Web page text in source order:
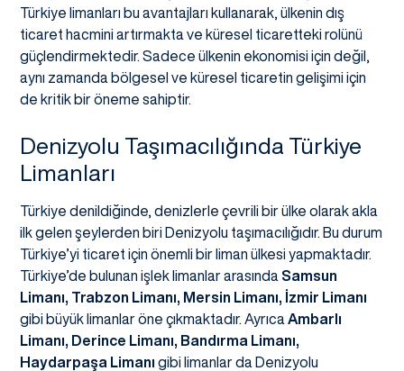
Türkiye limanları bu avantajları kullanarak, ülkenin dış
ticaret hacmini artırmakta ve küresel ticaretteki rolünü
güçlendirmektedir. Sadece ülkenin ekonomisi için değil,
aynı zamanda bölgesel ve küresel ticaretin gelişimi için
de kritik bir öneme sahiptir.
Denizyolu Taşımacılığında Türkiye
Limanları
Türkiye denildiğinde, denizlerle çevrili bir ülke olarak akla
ilk gelen şeylerden biri Denizyolu taşımacılığıdır. Bu durum
Türkiye’yi ticaret için önemli bir liman ülkesi yapmaktadır.
Türkiye’de bulunan işlek limanlar arasında Samsun
Limanı, Trabzon Limanı, Mersin Limanı, İzmir Limanı
gibi büyük limanlar öne çıkmaktadır. Ayrıca Ambarlı
Limanı, Derince Limanı, Bandırma Limanı,
Haydarpaşa Limanı gibi limanlar da Denizyolu